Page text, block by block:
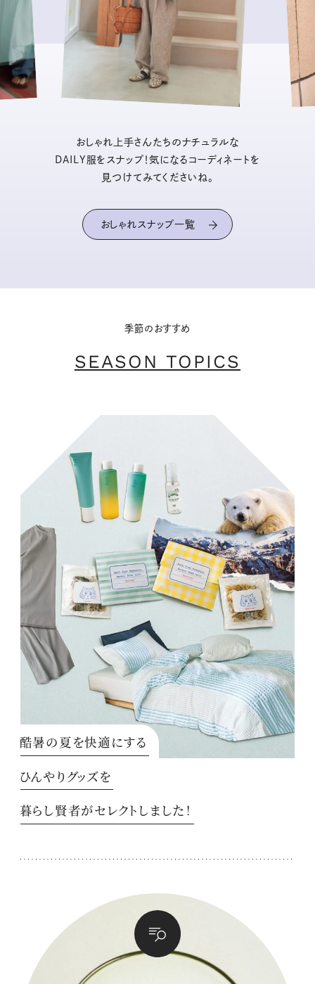
おしゃれ上手さんたちのナチュラルな
DAILY服をスナップ！気になるコーディネートを
見つけてみてくださいね。
おしゃれスナップ一覧
季節のおすすめ
SEASON TOPICS
酷暑の夏を快適にする
ひんやりグッズを
暮らし賢者がセレクトしました！